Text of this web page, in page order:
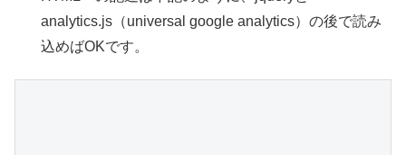
analytics.js（universal google analytics）の後で読み
込めばOKです。